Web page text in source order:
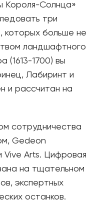
Короля-Солнца»
три
которых больше не
ландшафтного
(1613-1700) вы
Лабиринт и
и рассчитан на
сотрудничества
Gedeon
Vive Arts. Цифровая
на тщательном
экспертных
останков.